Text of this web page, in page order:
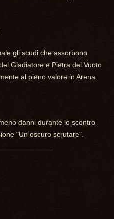
gli scudi che assorbono
Gladiatore e Pietra del Vuoto
al pieno valore in Arena.
danni durante lo scontro
"Un oscuro scrutare".